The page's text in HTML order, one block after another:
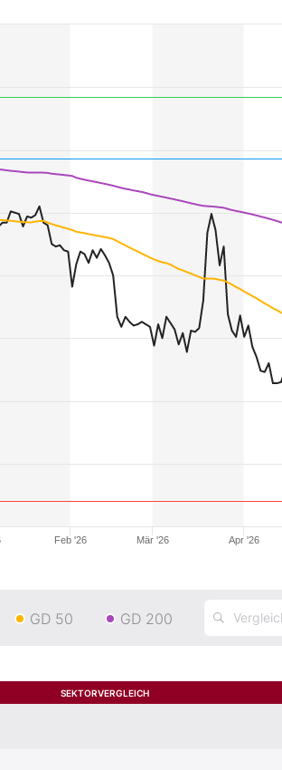
Feb '26 Mär '26 Apr '26
GD 50 GD 200
SEKTORVERGLEICH